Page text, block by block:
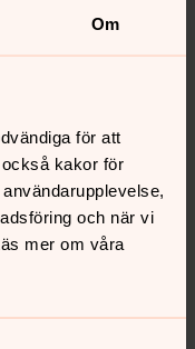
Om
för att
kakor för
och när vi
mer om våra
med
är alla välkomna,
dig, i våra kyrkor
möten och
med dig. Vi ses!